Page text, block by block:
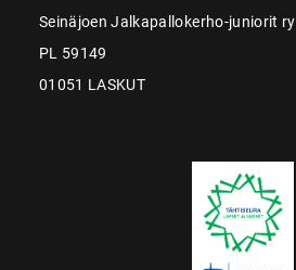
Seinäjoen Jalkapallokerho-juniorit ry
PL 59149
01051 LASKUT